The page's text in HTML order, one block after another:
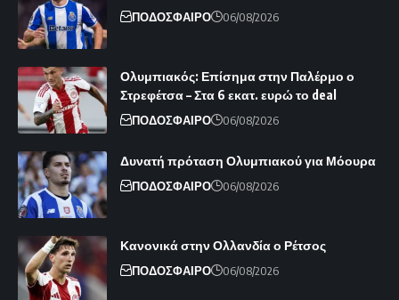
ΠΟΔΟΣΦΑΙΡΟ 06/08/2026
Ολυμπιακός: Επίσημα στην Παλέρμο ο
Στρεφέτσα – Στα 6 εκατ. ευρώ το deal
ΠΟΔΟΣΦΑΙΡΟ 06/08/2026
Δυνατή πρόταση Ολυμπιακού για Μόουρα
ΠΟΔΟΣΦΑΙΡΟ 06/08/2026
Κανονικά στην Ολλανδία ο Ρέτσος
ΠΟΔΟΣΦΑΙΡΟ 06/08/2026